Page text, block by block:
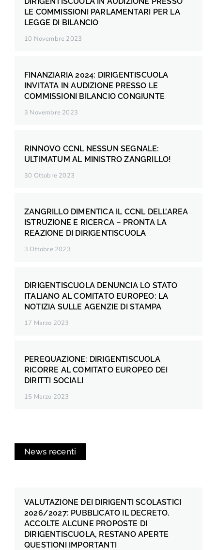
LE COMMISSIONI PARLAMENTARI PER LA
LEGGE DI BILANCIO
10 Novembre 2023
FINANZIARIA 2024: DIRIGENTISCUOLA
INVITATA IN AUDIZIONE PRESSO LE
COMMISSIONI BILANCIO CONGIUNTE
3 Novembre 2023
RINNOVO CCNL NESSUN SEGNALE:
ULTIMATUM AL MINISTRO ZANGRILLO!
30 Ottobre 2023
ZANGRILLO DIMENTICA IL CCNL DELL’AREA
ISTRUZIONE E RICERCA – PRONTA LA
REAZIONE DI DIRIGENTISCUOLA
3 Ottobre 2023
DIRIGENTISCUOLA DENUNCIA LO STATO
ITALIANO AL COMITATO EUROPEO: LA
NOTIZIA SULLE AGENZIE DI STAMPA
17 Marzo 2023
PEREQUAZIONE: DIRIGENTISCUOLA
RICORRE AL COMITATO EUROPEO DEI
DIRITTI SOCIALI
15 Marzo 2023
News recenti
VALUTAZIONE DEI DIRIGENTI SCOLASTICI
2026/2027: PUBBLICATO IL DECRETO.
ACCOLTE ALCUNE PROPOSTE DI
DIRIGENTISCUOLA, RESTANO APERTE
QUESTIONI IMPORTANTI